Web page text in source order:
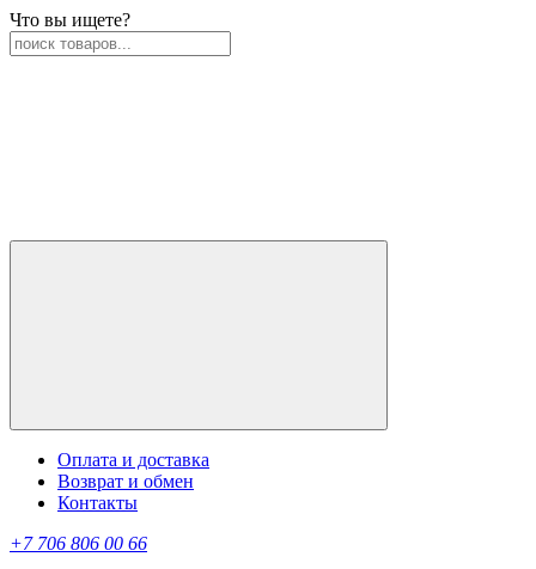
Что вы ищете?
Оплата и доставка
Возврат и обмен
Контакты
+7 706 806 00 66